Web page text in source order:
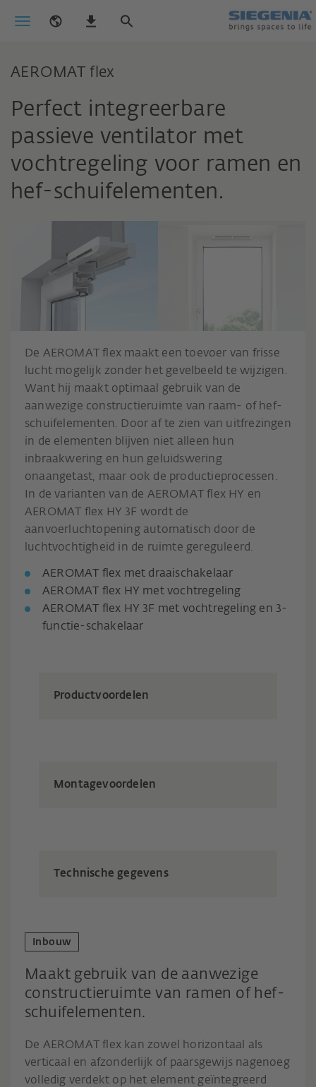
AEROMAT flex
Perfect integreerbare
passieve ventilator met
vochtregeling voor ramen en
hef-schuifelementen.
De AEROMAT flex maakt een toevoer van frisse
lucht mogelijk zonder het gevelbeeld te wijzigen.
Want hij maakt optimaal gebruik van de
aanwezige constructieruimte van raam- of hef-
schuifelementen. Door af te zien van uitfrezingen
in de elementen blijven niet alleen hun
inbraakwering en hun geluidswering
onaangetast, maar ook de productieprocessen.
In de varianten van de AEROMAT flex HY en
AEROMAT flex HY 3F wordt de
aanvoerluchtopening automatisch door de
luchtvochtigheid in de ruimte gereguleerd.
AEROMAT flex met draaischakelaar
AEROMAT flex HY met vochtregeling
AEROMAT flex HY 3F met vochtregeling en 3-
functie-schakelaar
Productvoordelen
Montagevoordelen
Technische gegevens
Inbouw
Maakt gebruik van de aanwezige
constructieruimte van ramen of hef-
schuifelementen.
De AEROMAT flex kan zowel horizontaal als
verticaal en afzonderlijk of paarsgewijs nagenoeg
volledig verdekt op het element geïntegreerd